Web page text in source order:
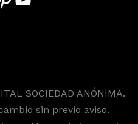
SOCIEDAD ANÓNIMA.
sin previo aviso.